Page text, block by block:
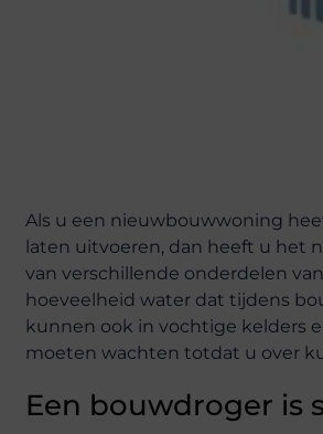
Als u een nieuwbouwwoning
laten uitvoeren, dan heeft u het
van verschillende onderdelen
hoeveelheid water dat tijdens
kunnen ook in vochtige kelders
moeten wachten totdat u over
Een bouwdroger is